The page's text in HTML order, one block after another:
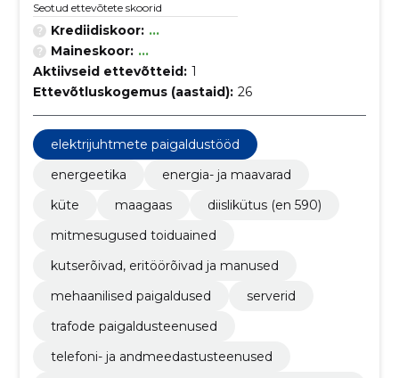
Seotud ettevõtete skoorid
Krediidiskoor: ...
Maineskoor: ...
Aktiivseid ettevõtteid: 1
Ettevõtluskogemus (aastaid): 26
elektrijuhtmete paigaldustööd
energeetika
energia- ja maavarad
küte
maagaas
diislikütus (en 590)
mitmesugused toiduained
kutserõivad, eritöörõivad ja manused
mehaanilised paigaldused
serverid
trafode paigaldusteenused
telefoni- ja andmeedastusteenused